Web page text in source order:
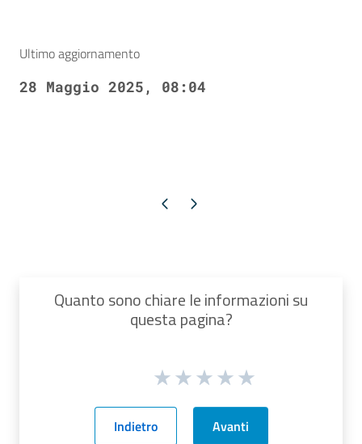
Ultimo aggiornamento
28 Maggio 2025, 08:04
Pagina precedente
Pagina successiva
Quanto sono chiare le informazioni su
questa pagina?
Indietro Avanti